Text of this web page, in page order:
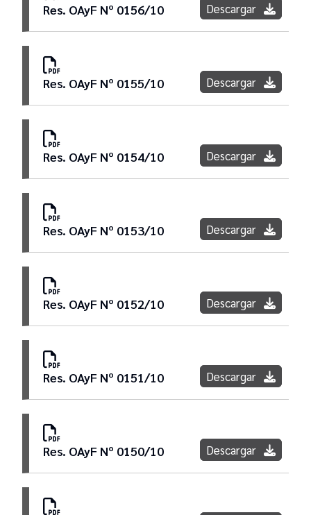
Res. OAyF Nº 0156/10 Descargar
Res. OAyF Nº 0155/10 Descargar
Res. OAyF Nº 0154/10 Descargar
Res. OAyF Nº 0153/10 Descargar
Res. OAyF Nº 0152/10 Descargar
Res. OAyF Nº 0151/10 Descargar
Res. OAyF Nº 0150/10 Descargar